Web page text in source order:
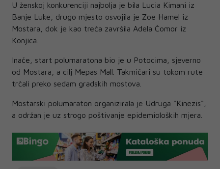
U ženskoj konkurenciji najbolja je bila Lucia Kimani iz
Banje Luke, drugo mjesto osvojila je Zoe Hamel iz
Mostara, dok je kao treća završila Adela Čomor iz
Konjica.
Inače, start polumaratona bio je u Potocima, sjeverno
od Mostara, a cilj Mepas Mall. Takmičari su tokom rute
trčali preko sedam gradskih mostova.
Mostarski polumaraton organizirala je Udruga "Kinezis",
a održan je uz strogo poštivanje epidemioloških mjera.